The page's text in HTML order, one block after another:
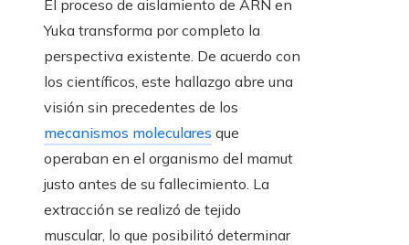
El proceso de aislamiento de ARN en
Yuka transforma por completo la
perspectiva existente. De acuerdo con
los científicos, este hallazgo abre una
visión sin precedentes de los
mecanismos moleculares que
operaban en el organismo del mamut
justo antes de su fallecimiento. La
extracción se realizó de tejido
muscular, lo que posibilitó determinar